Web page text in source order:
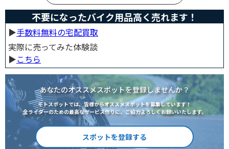
不要になったバイク用品高く売れます！
▶︎手数料無料の宅配買取
実際に売ってみた体験談
▶︎こちら
あなたのオススメスポットを登録しませんか？
モトスポットでは、皆様からオススメスポットを募集しています！
全ライダーのための最高なサービス作りに、ご協力よろしくお願いいたします。
スポットを登録する